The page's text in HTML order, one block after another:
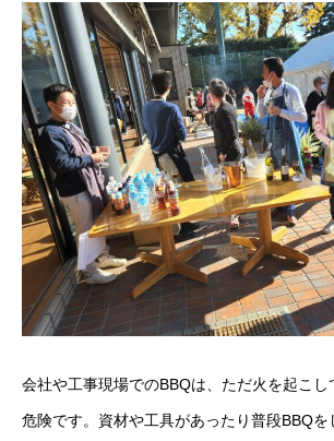
会社や工事現場でのBBQは、ただ火を起こし
危険です。資材や工具があったり普段BBQを